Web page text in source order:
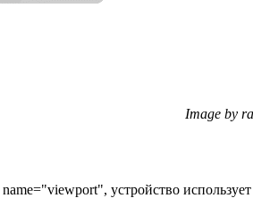
Image by
name="viewport", устройство